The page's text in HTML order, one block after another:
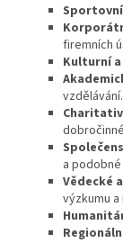
firemních
Kulturní
vzdělávání.
a
Vědecké
výzkumu a